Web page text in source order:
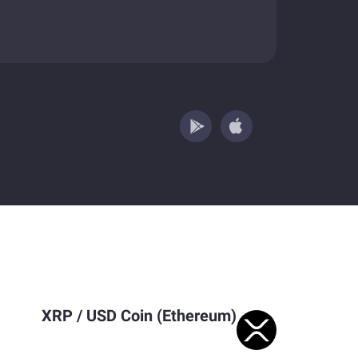
XRP / USD Coin (Ethereum)